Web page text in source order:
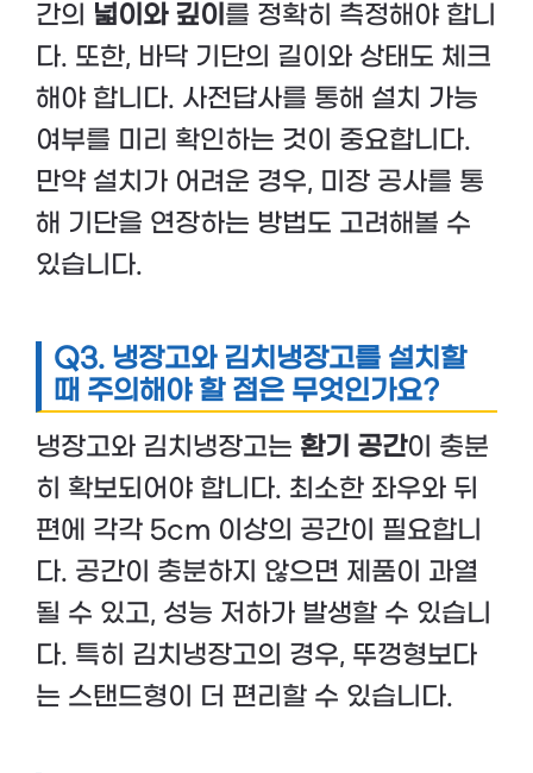
간의 넓이와 깊이 를 정확히 측정해야 합니
다. 또한, 바닥 기단의 길이와 상태도 체크
해야 합니다. 사전답사를 통해 설치 가능
여부를 미리 확인하는 것이 중요합니다.
만약 설치가 어려운 경우, 미장 공사를 통
해 기단을 연장하는 방법도 고려해볼 수
있습니다.
Q3. 냉장고와 김치냉장고를 설치할
때 주의해야 할 점은 무엇인가요?
냉장고와 김치냉장고는 환기 공간이 충분
히 확보되어야 합니다. 최소한 좌우와 뒤
편에 각각 5cm 이상의 공간이 필요합니
다. 공간이 충분하지 않으면 제품이 과열
될 수 있고, 성능 저하가 발생할 수 있습니
다. 특히 김치냉장고의 경우, 뚜껑형보다
는 스탠드형이 더 편리할 수 있습니다.